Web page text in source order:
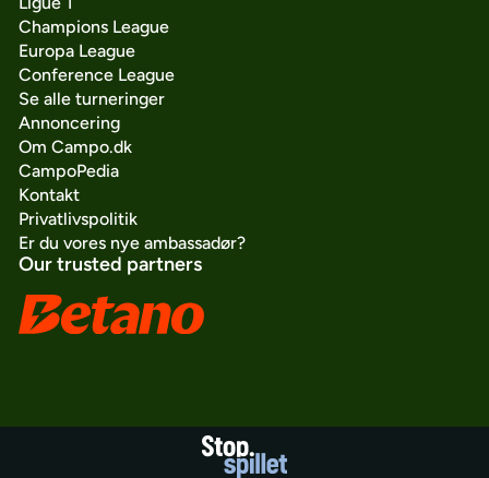
Champions League
Europa League
Conference League
Se alle turneringer
Annoncering
Om Campo.dk
CampoPedia
Kontakt
Privatlivspolitik
Er du vores nye ambassadør?
Our trusted partners